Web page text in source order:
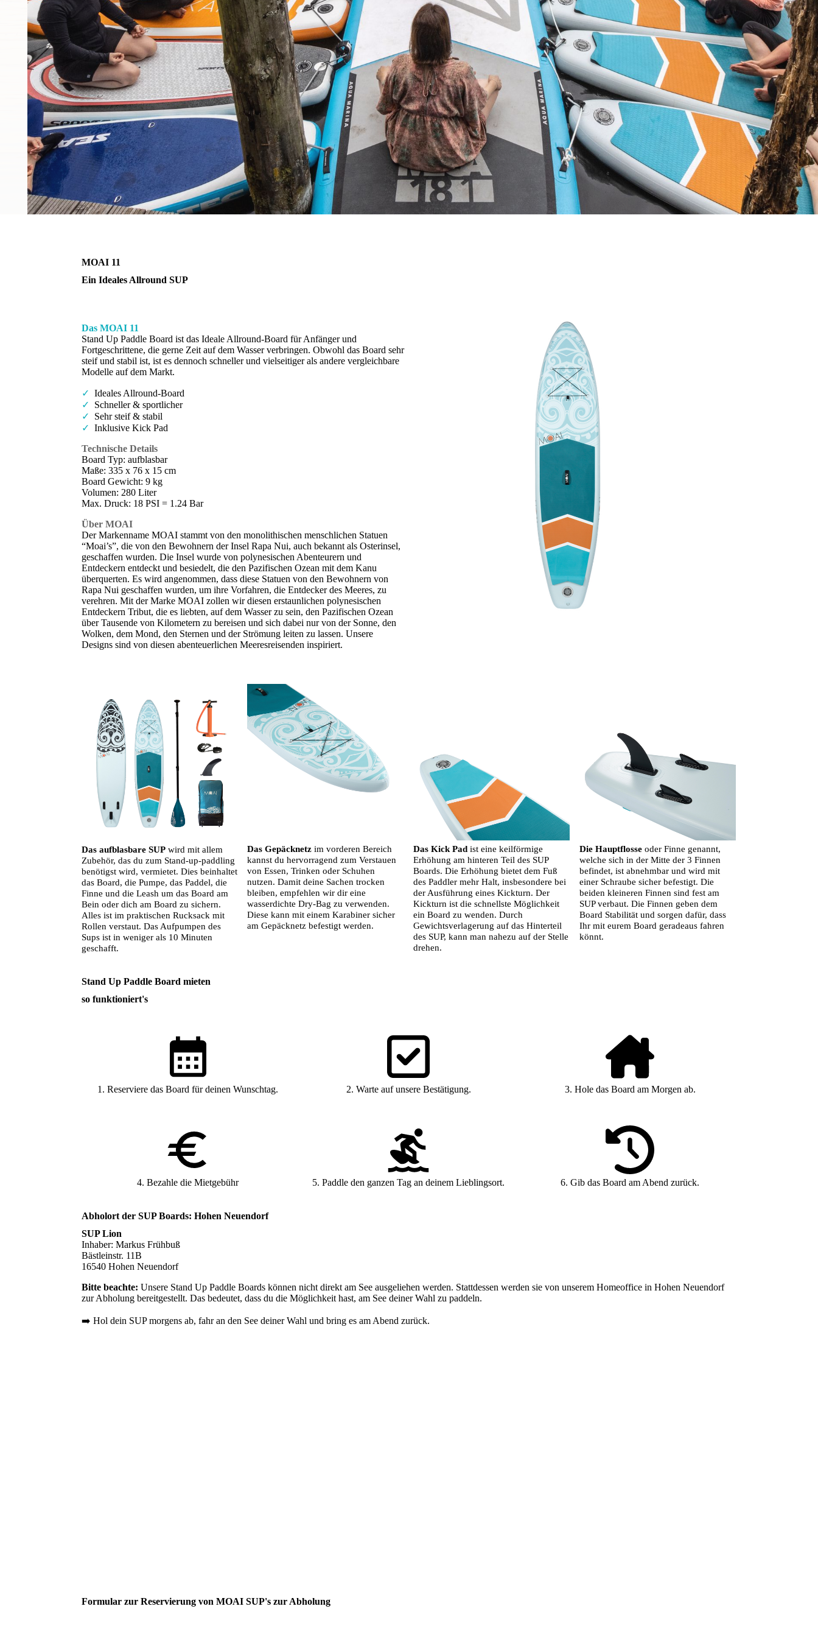
Stand Up Paddle Board Vermietung Berlin & Brandenburg
MOAI 11
Ein Ideales Allround SUP
Das MOAI 11
Stand Up Paddle Board ist das Ideale Allround-Board für Anfänger und
Fortgeschrittene, die gerne Zeit auf dem Wasser verbringen. Obwohl das Board sehr
steif und stabil ist, ist es dennoch schneller und vielseitiger als andere vergleichbare
Modelle auf dem Markt.
✓ Ideales Allround-Board
✓
Schneller & sportlicher
✓
Sehr steif & stabil
✓ Inklusive Kick Pad
Technische Details
Board Typ: aufblasbar
Maße: 335 x 76 x 15 cm
Board Gewicht: 9 kg
Volumen: 280 Liter
Max. Druck: 18 PSI = 1.24 Bar
Über MOAI
Der Markenname MOAI stammt von den monolithischen menschlichen Statuen
“Moai’s”, die von den Bewohnern der Insel Rapa Nui, auch bekannt als Osterinsel,
geschaffen wurden. Die Insel wurde von polynesischen Abenteurern und
Entdeckern entdeckt und besiedelt, die den Pazifischen Ozean mit dem Kanu
überquerten. Es wird angenommen, dass diese Statuen von den Bewohnern von
Rapa Nui geschaffen wurden, um ihre Vorfahren, die Entdecker des Meeres, zu
verehren. Mit der Marke MOAI zollen wir diesen erstaunlichen polynesischen
Entdeckern Tribut, die es liebten, auf dem Wasser zu sein, den Pazifischen Ozean
über Tausende von Kilometern zu bereisen und sich dabei nur von der Sonne, den
Wolken, dem Mond, den Sternen und der Strömung leiten zu lassen. Unsere
Designs sind von diesen abenteuerlichen Meeresreisenden inspiriert.
Das aufblasbare SUP wird mit allem
Zubehör, das du zum Stand-up-paddling
benötigst wird, vermietet. Dies beinhaltet
das Board, die Pumpe, das Paddel, die
Finne und die Leash um das Board am
Bein oder dich am Board zu sichern.
Alles ist im praktischen Rucksack mit
Rollen verstaut. Das Aufpumpen des
Sups ist in weniger als 10 Minuten
geschafft.
Das Gepäcknetz im vorderen Bereich
kannst du hervorragend zum Verstauen
von Essen, Trinken oder Schuhen
nutzen. Damit deine Sachen trocken
bleiben, empfehlen wir dir eine
wasserdichte Dry-Bag zu verwenden.
Diese kann mit einem Karabiner sicher
am Gepäcknetz befestigt werden.
Das Kick Pad ist eine keilförmige
Erhöhung am hinteren Teil des SUP
Boards. Die Erhöhung bietet dem Fuß
des Paddler mehr Halt, insbesondere bei
der Ausführung eines Kickturn. Der
Kickturn ist die schnellste Möglichkeit
ein Board zu wenden. Durch
Gewichtsverlagerung auf das Hinterteil
des SUP, kann man nahezu auf der Stelle
drehen.
Die Hauptflosse oder Finne genannt,
welche sich in der Mitte der 3 Finnen
befindet, ist abnehmbar und wird mit
einer Schraube sicher befestigt. Die
beiden kleineren Finnen sind fest am
SUP verbaut. Die Finnen geben dem
Board Stabilität und sorgen dafür, dass
Ihr mit eurem Board geradeaus fahren
könnt.
Stand Up Paddle Board mieten
so funktioniert's
1. Reserviere das Board für deinen Wunschtag. 2. Warte auf unsere Bestätigung. 3. Hole das Board am Morgen ab.
4. Bezahle die Mietgebühr 5. Paddle den ganzen Tag an deinem Lieblingsort. 6. Gib das Board am Abend zurück.
Abholort der SUP Boards: Hohen Neuendorf
SUP Lion
Inhaber: Markus Frühbuß
Bästleinstr. 11B
16540 Hohen Neuendorf
Bitte beachte: Unsere Stand Up Paddle Boards können nicht direkt am See ausgeliehen werden. Stattdessen werden sie von unserem Homeoffice in Hohen Neuendorf
zur Abholung bereitgestellt. Das bedeutet, dass du die Möglichkeit hast, am See deiner Wahl zu paddeln.
➡️ Hol dein SUP morgens ab, fahr an den See deiner Wahl und bring es am Abend zurück.
Formular zur Reservierung von MOAI SUP's zur Abholung